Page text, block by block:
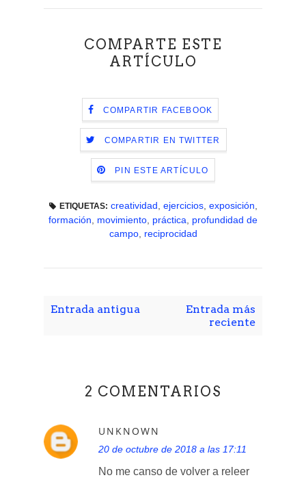
COMPARTE ESTE
ARTÍCULO
COMPARTIR FACEBOOK
COMPARTIR EN TWITTER
PIN ESTE ARTÍCULO
ETIQUETAS: creatividad ejercicios, exposición
formación
movimiento práctica
profundidad de
campo, reciprocidad
Entrada más
reciente
Entrada antigua
2 COMENTARIOS
UNKNOWN
20 de octubre de 2018 a las 17:11
No me canso de volver a releer